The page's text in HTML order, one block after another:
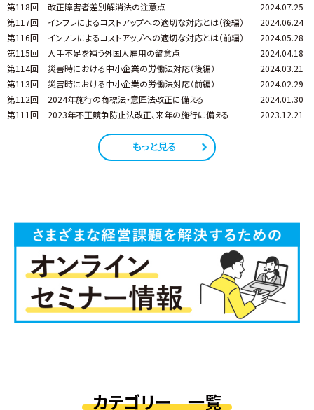
第118回
改正障害者差別解消法の注意点
2024.07.25
第117回
インフレによるコストアップへの適切な対応とは（後編）
2024.06.24
第116回
インフレによるコストアップへの適切な対応とは（前編）
2024.05.28
第115回
人手不足を補う外国人雇用の留意点
2024.04.18
第114回
災害時における中小企業の労働法対応（後編）
2024.03.21
第113回
災害時における中小企業の労働法対応（前編）
2024.02.29
第112回
2024年施行の商標法・意匠法改正に備える
2024.01.30
第111回
2023年不正競争防止法改正、来年の施行に備える 2023.12.21
もっと見る
カテゴリー 一覧